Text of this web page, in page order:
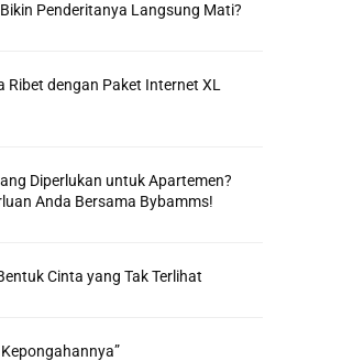
Penderitanya Langsung Mati?
Ribet dengan Paket Internet XL
Diperlukan untuk Apartemen?
Anda Bersama Bybamms!
Cinta yang Tak Terlihat